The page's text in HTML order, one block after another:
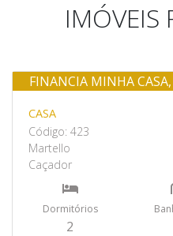
IMÓVEIS
FINANCIA MINHA
CASA
Código: 423
Martello
Caçador
Dormitórios
2